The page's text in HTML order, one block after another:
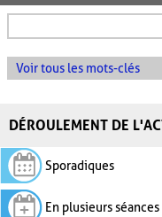
Voir tous les mots-clés
DÉROULEMENT DE
Sporadiques
En plusieurs séances